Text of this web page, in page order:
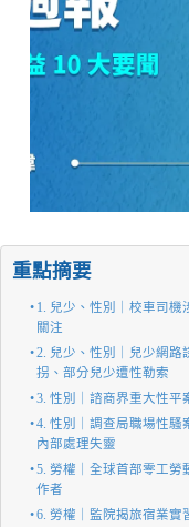
重點摘要
1. 兒少、性別｜校車司
關注
2. 兒少、性別｜兒少網路
拐、部分兒少遭性勒索
3. 性別｜諮商界重大性平
4. 性別｜調查局職場性騷
內部處理失靈
5. 勞權｜全球首部零工勞
作者
6. 勞權｜監院揭旅宿業實